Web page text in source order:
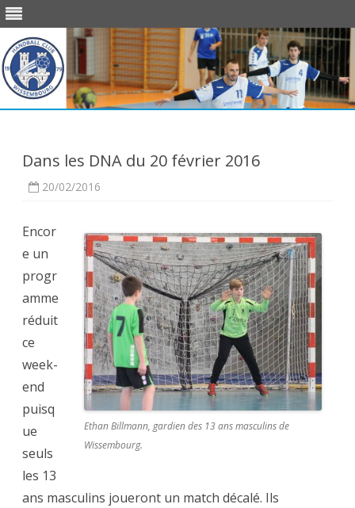
Dans les DNA du 20 février 2016
20/02/2016
Ethan Billmann, gardien des 13 ans masculins de
Wissembourg.
Encor
e un
progr
amme
réduit
ce
week-
end
puisq
ue
seuls
les 13
ans masculins joueront un match décalé. Ils